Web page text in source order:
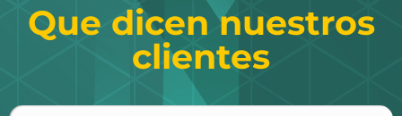
Que dicen nuestros
clientes